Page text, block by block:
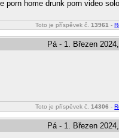
porn home drunk porn video
Toto je příspěvek č.13961 -
Pá - 1. Březen
Toto je příspěvek č.14306 -
Pá - 1. Březen